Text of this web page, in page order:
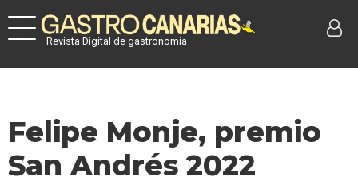
Revista Digital de gastronomía
Felipe Monje, premio
San Andrés 2022